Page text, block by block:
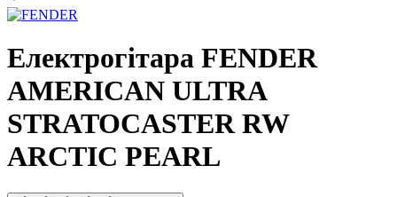
Електрогітара FENDER
AMERICAN ULTRA
STRATOCASTER RW
ARCTIC PEARL